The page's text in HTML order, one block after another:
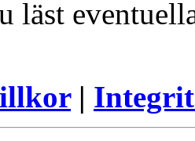
läst
|